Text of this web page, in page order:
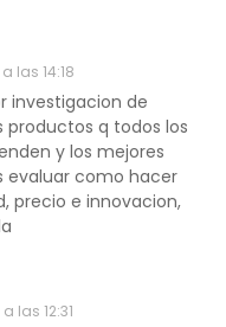
las 14:18
investigacion de
productos q todos los
y los mejores
evaluar como hacer
precio e innovacion,
las 12:31